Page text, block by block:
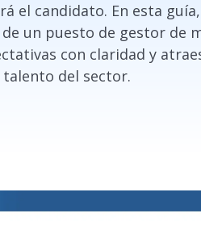
el candidato. En esta
un puesto de gestor de
con claridad y
talento del sector.